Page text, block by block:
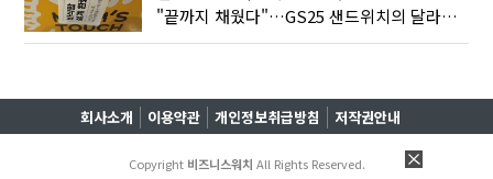
"끝까지 채웠다"…GS25 샌드위치의 달라진 '속'사정
회사소개 이용약관 개인정보취급방침 저작권안내
Copyright 비즈니스워치 All Rights Reserved.